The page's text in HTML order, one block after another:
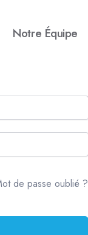
Notre Équipe
de passe oublié ?